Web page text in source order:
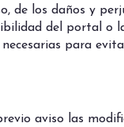
de los daños y
del portal o
para
aviso las